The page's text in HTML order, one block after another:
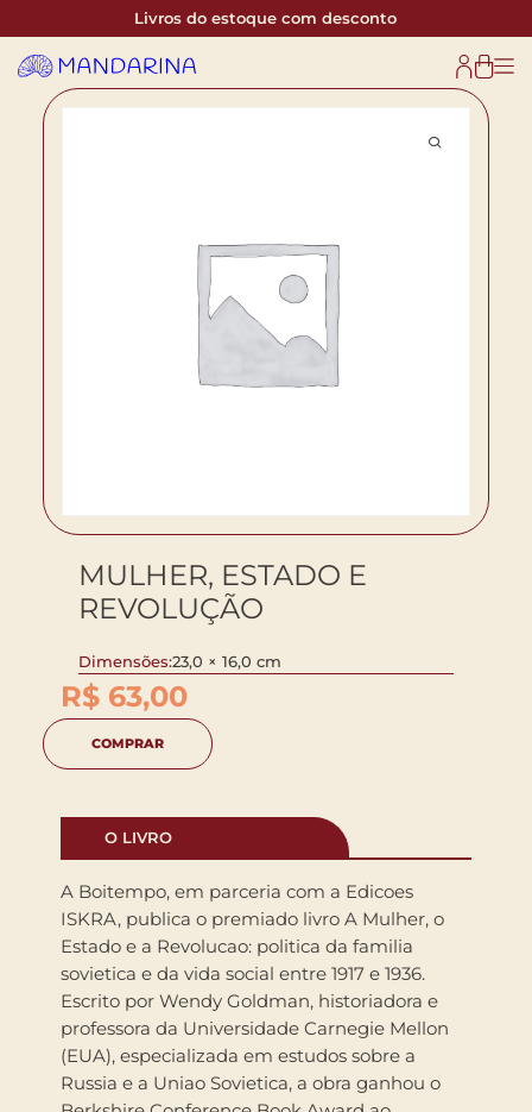
Livros do estoque com desconto
MULHER, ESTADO E
REVOLUÇÃO
Dimensões:23,0 × 16,0 cm
R$ 63,00
COMPRAR
O LIVRO
A Boitempo, em parceria com a Edicoes
ISKRA, publica o premiado livro A Mulher, o
Estado e a Revolucao: politica da familia
sovietica e da vida social entre 1917 e 1936.
Escrito por Wendy Goldman, historiadora e
professora da Universidade Carnegie Mellon
(EUA), especializada em estudos sobre a
Russia e a Uniao Sovietica, a obra ganhou o